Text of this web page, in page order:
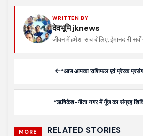
WRITTEN BY
देवभूमि jknews
जीवन में हमेशा सच बोलिए, ईमानदारी
*आज आपका राशिफल एवं प्रेरक
*ऋषिकेश-गीता नगर में गूँज का संग्रह
MORE RELATED STORIES